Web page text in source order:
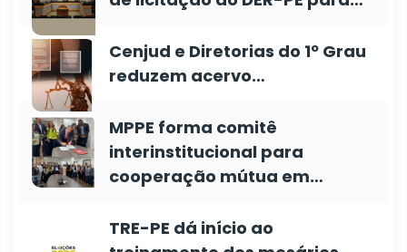
Cenjud e Diretorias do 1º Grau
reduzem acervo…
MPPE forma comitê
interinstitucional para
cooperação mútua em…
TRE-PE dá início ao